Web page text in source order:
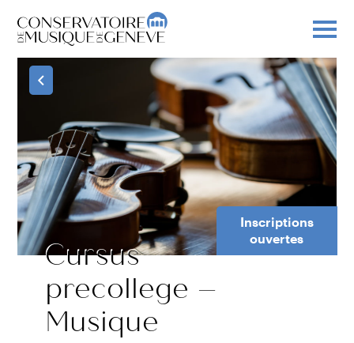
Inscriptions
ouvertes
Cursus
precollege –
Musique